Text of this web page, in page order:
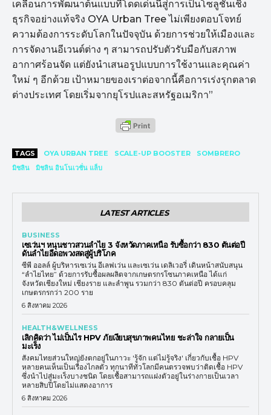
เคลื่อนการพัฒนาต้นแบบที่โดดเด่นนี้สู่การเป็นโซลูชันเชิง
ธุรกิจอย่างแท้จริง OYA Urban Tree ไม่เพียงตอบโจทย์
ความต้องการระดับโลกในปัจจุบัน ด้วยการช่วยให้เมืองและ
การจัดงานอีเวนต์ต่าง ๆ สามารถปรับตัวรับมือกับสภาพ
อากาศร้อนจัด แต่ยังนำเสนอรูปแบบการใช้งานและคุณค่า
ใหม่ ๆ อีกด้วย เป้าหมายของเราต่อจากนี้คือการเร่งรุกตลาด
ต่างประเทศ โดยเริ่มจากยุโรปและสหรัฐอเมริกา”
TAGS OYA URBAN TREE SCALE-UP BOOSTER
SOMBRERO
มิชลิน
มิชลิน อินโนเวชั่น แล็บ
LATEST ARTICLES
BUSINESS
เซเว่นฯ หนุนชาวสวนลำไย 3 จังหวัดภาคเหนือ รับซื้อกว่า 830 ตันต่อปี
ดันลำไยอีดอพวงสดสู่ผู้บริโภค
ซีพี ออลล์ ผู้บริหารเซเว่น อีเลฟเว่น และเซเว่น เดลิเวอรี่ เดินหน้าสนับสนุน
“ลำไยไทย” ด้วยการรับซื้อผลผลิตจากเกษตรกรโซนภาคเหนือ ได้แก่
จังหวัดเชียงใหม่ เชียงราย และลำพูน รวมกว่า 830 ตันต่อปี ครอบคลุม
เกษตรกรกว่า 200 ราย
6 สิงหาคม 2026
HEALTH&WELLNESS
เลิกคิดว่า ไม่เป็นไร HPV ภัยเงียบสุขภาพคนไทย ชะล่าใจ กลายเป็น
มะเร็ง
สังคมไทยส่วนใหญ่ยังตกอยู่ในภาวะ 'รู้จัก แต่ไม่รู้จริง' เกี่ยวกับเชื้อ HPV
หลายคนเห็นเป็นเรื่องไกลตัว ทุกนาทีทั่วโลกมีคนตรวจพบว่าติดเชื้อ HPV
ซึ่งนำไปสู่มะเร็งบางชนิด โดยเชื้อสามารถแฝงตัวอยู่ในร่างกายเป็นเวลา
หลายสิบปีโดยไม่แสดงอาการ
6 สิงหาคม 2026